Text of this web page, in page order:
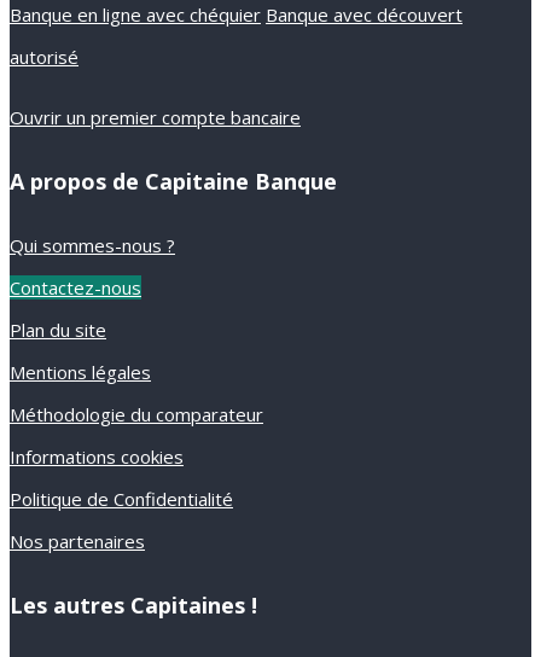
Banque en ligne avec chéquier Banque avec découvert
autorisé
Ouvrir un premier compte bancaire
A propos de Capitaine Banque
Qui sommes-nous ?
Contactez-nous
Plan du site
Mentions légales
Méthodologie du comparateur
Informations cookies
Politique de Confidentialité
Nos partenaires
Les autres Capitaines !